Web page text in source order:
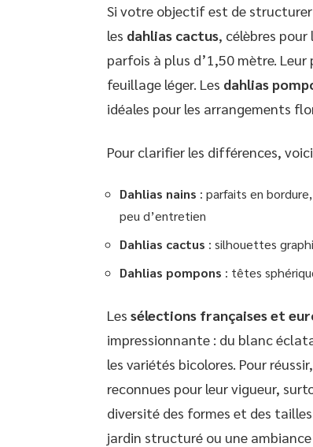
Si votre objectif est de
les dahlias cactus, célèbres
parfois à plus d’1,50 mètre. Leur
feuillage léger. Les dahlias
idéales pour les arrangements
Pour clarifier les différences,
Dahlias nains : parfaits en
peu d’entretien
Dahlias cactus : silhouettes
Dahlias pompons : têtes
Les sélections françaises et
impressionnante : du blanc
les variétés bicolores. Pour
reconnues pour leur vigueur,
diversité des formes et des
jardin structuré ou une